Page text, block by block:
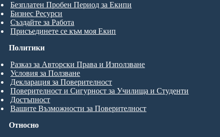
Безплатен Пробен Период за Екипи
Бизнес Ресурси
Създайте за Работа
Присъединете се към моя Екип
Относно
Политики
Разказ за Авторски Права и Използване
Условия за Ползване
Декларация за Поверителност
Поверителност и Сигурност за Училища и Студенти
Достъпност
Вашите Възможности за Поверителност